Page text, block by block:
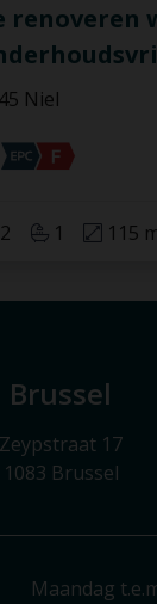
renoveren
Niel
2 1 115
Brussel
Zeypstraat 17
1083 Brussel
Maandag